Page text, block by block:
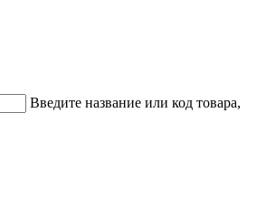
Введите название или код товара,